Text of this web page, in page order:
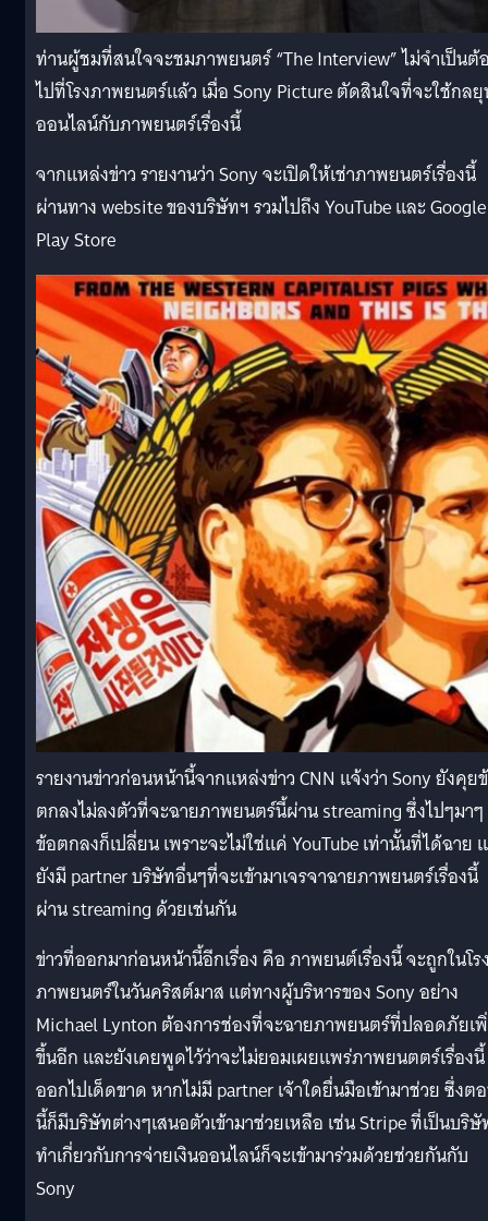
ท่านผู้ชมที่สนใจจะชมภาพยนตร์ “The Interview” ไม่จำเป็นต้
ไปที่โรงภาพยนตร์แล้ว เมื่อ Sony Picture ตัดสินใจที่จะใช้กล
ออนไลน์กับภาพยนตร์เรื่องนี้
จากแหล่งข่าว รายงานว่า Sony จะเปิดให้เช่าภาพยนตร์เรื่องนี้
ผ่านทาง website ของบริษัทฯ รวมไปถึง YouTube และ Google
Play Store
รายงานข่าวก่อนหน้านี้จากแหล่งข่าว CNN แจ้งว่า Sony ยังคุย
ตกลงไม่ลงตัวที่จะฉายภาพยนตร์นี้ผ่าน streaming ซึ่งไปๆมาๆ
ข้อตกลงก็เปลี่ยน เพราะจะไม่ใช่แค่ YouTube เท่านั้นที่ได้ฉาย
ยังมี partner บริษัทอื่นๆที่จะเข้ามาเจรจาฉายภาพยนตร์เรื่องนี้
ผ่าน streaming ด้วยเช่นกัน
ข่าวที่ออกมาก่อนหน้านี้อีกเรื่อง คือ ภาพยนต์เรื่องนี้ จะถูกในโร
ภาพยนตร์ในวันคริสต์มาส แต่ทางผู้บริหารของ Sony อย่าง
Michael Lynton ต้องการช่องที่จะฉายภาพยนตร์ที่ปลอดภัยเ
ขึ้นอีก และยังเคยพูดไว้ว่าจะไม่ยอมเผยแพร่ภาพยนตตร์เรื่องนี้
ออกไปเด็ดขาด หากไม่มี partner เจ้าใดยื่นมือเข้ามาช่วย ซึ่งต
นี้ก็มีบริษัทต่างๆเสนอตัวเข้ามาช่วยเหลือ เช่น Stripe ที่เป็นบริ
ทำเกี่ยวกับการจ่ายเงินออนไลน์ก็จะเข้ามาร่วมด้วยช่วยกันกับ
Sony